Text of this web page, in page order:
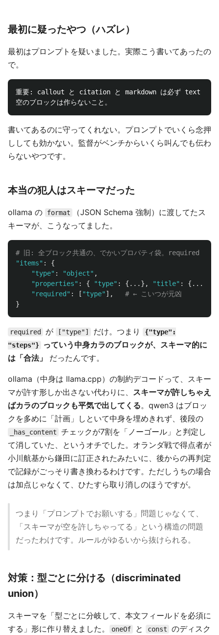
最初に疑ったやつ（ハズレ）
最初はプロンプトを疑いました。実際こう書いてあったの
で。
重要: callout と citation と markdown は必ず text に本文
書いてあるのに守ってくれない。プロンプトでいくら念押
ししても効かない。監督がベンチからいくら叫んでも伝わ
らないやつです。
本当の犯人はスキーマだった
ollama の format
（JSON Schema 強制）に渡してたス
キーマが、こうなってました。
"items" :
{
"type" : "object" ,
"properties" : { "type" : {...}, "title" : {...},
" required " : [ "type" ],
}
required が ["type"] だけ。つまり
{"type":
"steps"}
っていう中身カラのブロックが、スキーマ的に
は「合法」
だったんです。
ollama（中身は llama.cpp）の制約デコードって、スキー
マが許す形しか出さない代わりに、 スキーマが許しちゃえ
ばカラのブロックも平気で出してくる。qwen3 はブロッ
クを多めに「計画」しといて中身を埋めきれず、後段の
_has_content
チェックが7割を「ノーゴール」と判定し
て消していた、というオチでした。オランダ戦で得点者が
小川航基から鎌田に訂正されたみたいに、後からの再判定
で記録がごっそり書き換わるわけです。ただしうちの場合
は加点じゃなくて、ひたすら取り消しのほうですが。
つまり「プロンプトでお願いする」問題じゃなくて、
「スキーマが空を許しちゃってる」という構造の問題
だったわけです。ルールがゆるいから抜けられる。
対策：型ごとに分ける（discriminated
union）
スキーマを「型ごとに分岐して、本文フィールドを必須に
する」形に作り替えました。
oneOf と const
のディスク